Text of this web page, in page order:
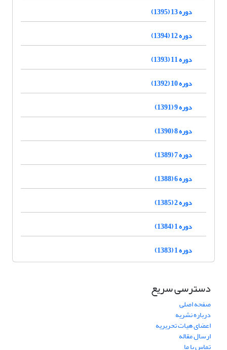
دوره 13 (1395)
دوره 12 (1394)
دوره 11 (1393)
دوره 10 (1392)
دوره 9 (1391)
دوره 8 (1390)
دوره 7 (1389)
دوره 6 (1388)
دوره 2 (1385)
دوره 1 (1384)
دوره 1 (1383)
دسترسی سریع
صفحه اصلی
درباره نشریه
اعضای هیات تحریریه
ارسال مقاله
تماس با ما